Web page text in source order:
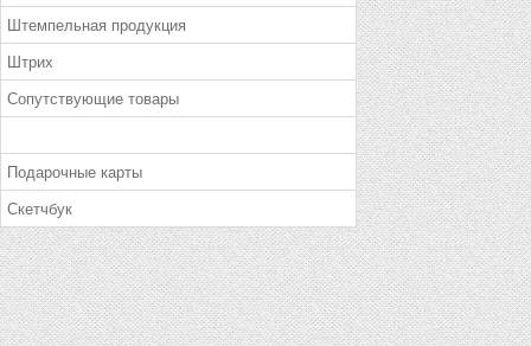
Штемпельная продукция
Штрих
Сопутствующие товары
Подарочные карты
Скетчбук